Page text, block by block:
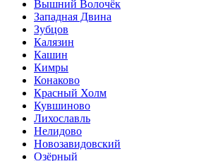
Вышний Волочёк
Западная Двина
Зубцов
Калязин
Кашин
Кимры
Конаково
Красный Холм
Кувшиново
Лихославль
Нелидово
Новозавидовский
Озёрный